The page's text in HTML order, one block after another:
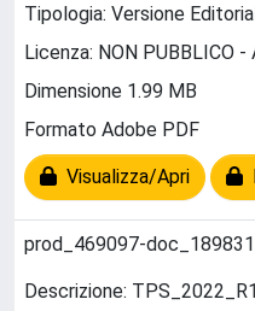
Tipologia: Versione
Licenza: NON
Dimensione 1.99 MB
Formato Adobe PDF
Visualizza/Apri
prod_469097-
Descrizione: TPS_2022_R1